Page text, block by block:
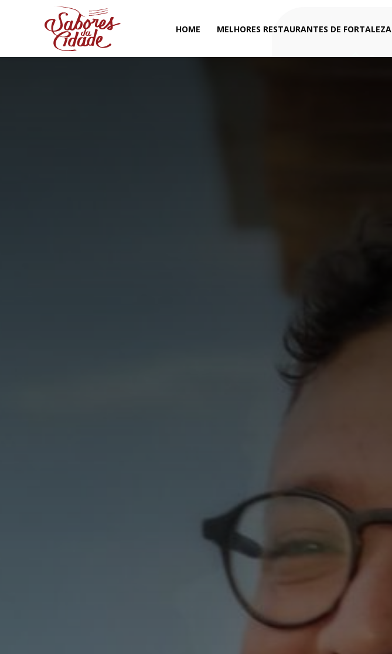
HOME MELHORES RESTAURANTES DE FORTALEZA